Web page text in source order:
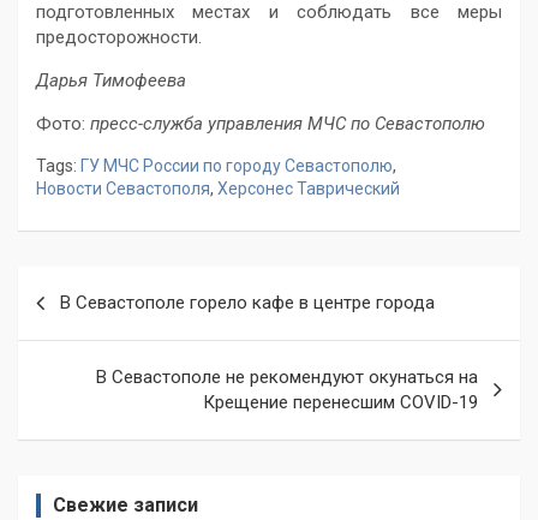
подготовленных местах и соблюдать все меры
предосторожности.
Дарья Тимофеева
Фото: пресс-служба управления МЧС по Севастополю
Tags: ГУ МЧС России по городу Севастополю,
Новости Севастополя, Херсонес Таврический
записям
В Севастополе горело кафе в центре города
В Севастополе не рекомендуют окунаться на
Крещение перенесшим COVID-19
Свежие записи